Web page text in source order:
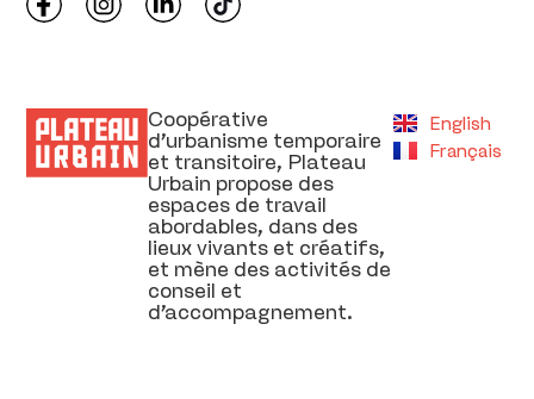
Coopérative
d’urbanisme temporaire
et transitoire, Plateau
Urbain propose des
espaces de travail
abordables, dans des
lieux vivants et créatifs,
et mène des activités de
conseil et
d’accompagnement.
English
Français